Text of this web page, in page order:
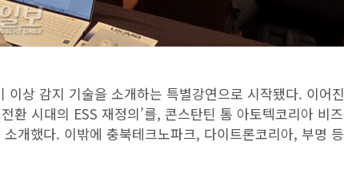
상 감지 기술을 소개하는 특별강연으로 시작됐다. 이어진
환 시대의 ESS 재정의’를, 콘스탄틴 톰 아토텍코리아 비즈
개했다. 이밖에 충북테크노파크, 다이트론코리아, 부명 등